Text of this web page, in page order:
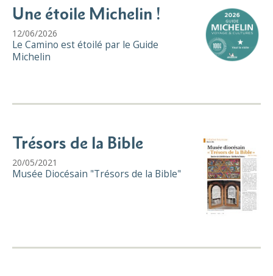
Une étoile Michelin !
12/06/2026
Le Camino est étoilé par le Guide
Michelin
Trésors de la Bible
20/05/2021
Musée Diocésain "Trésors de la Bible"